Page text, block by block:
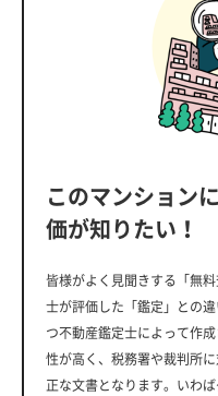
このマンション
価が知りたい！
皆様がよく見聞きする「無
士が評価した「鑑定」との
つ不動産鑑定士によって作
性が高く、税務署や裁判所
正な文書となります。いわ